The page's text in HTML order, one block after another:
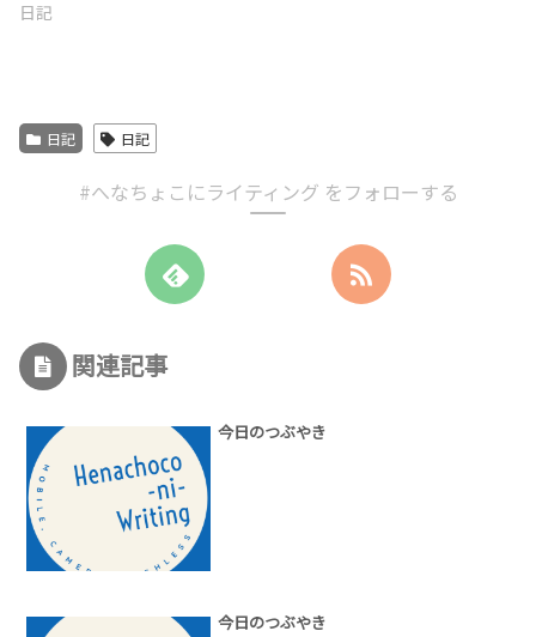
日記
日記 日記
#へなちょこにライティング をフォローする
関連記事
今日のつぶやき
今日のつぶやき